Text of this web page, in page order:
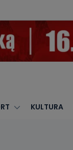
KULTURA